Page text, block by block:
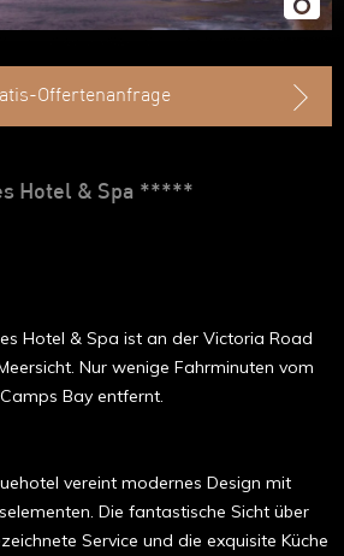
Madagaskar
Offertenanfrage
Hotel & Spa *****
Hotel & Spa ist an der Victoria Road
Nur wenige Fahrmi­nuten vom
Bay entfernt.
vereint modernes Design mit
Die fantastische Sicht über
Service und die exquisite Küche